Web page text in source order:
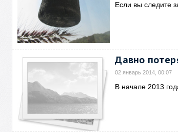
Если вы следите
Давно
02 январь 2014, 00:07
В начале 2013